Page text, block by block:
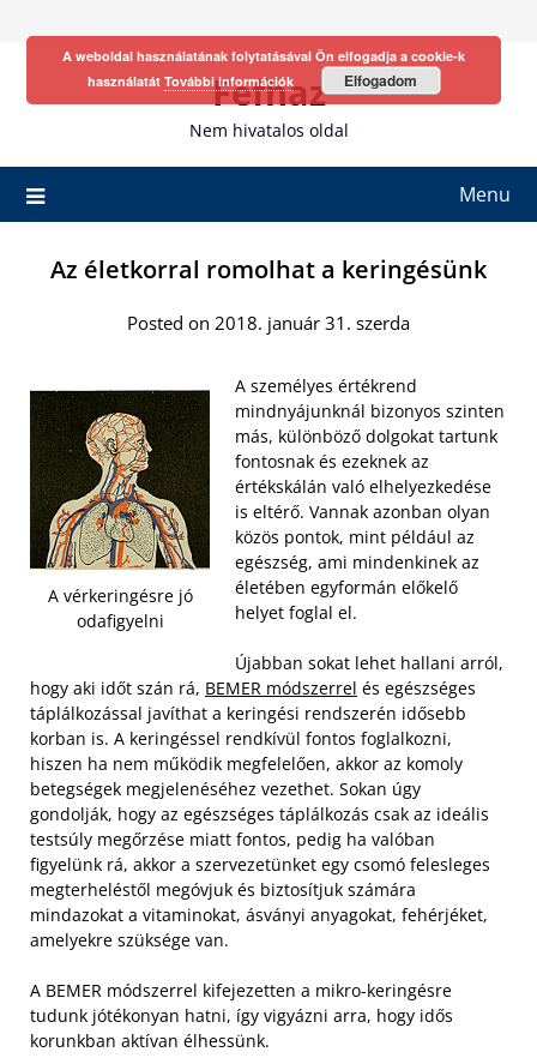
Fefhaz
Nem hivatalos oldal
Menu
Az életkorral romolhat a keringésünk
Posted on 2018. január 31. szerda
A vérkeringésre jó
odafigyelni
A személyes értékrend
mindnyájunknál bizonyos szinten
más, különböző dolgokat tartunk
fontosnak és ezeknek az
értékskálán való elhelyezkedése
is eltérő. Vannak azonban olyan
közös pontok, mint például az
egészség, ami mindenkinek az
életében egyformán előkelő
helyet foglal el.
Újabban sokat lehet hallani arról,
hogy aki időt szán rá, BEMER módszerrel és egészséges
táplálkozással javíthat a keringési rendszerén idősebb
korban is. A keringéssel rendkívül fontos foglalkozni,
hiszen ha nem működik megfelelően, akkor az komoly
betegségek megjelenéséhez vezethet. Sokan úgy
gondolják, hogy az egészséges táplálkozás csak az ideális
testsúly megőrzése miatt fontos, pedig ha valóban
figyelünk rá, akkor a szervezetünket egy csomó felesleges
megterheléstől megóvjuk és biztosítjuk számára
mindazokat a vitaminokat, ásványi anyagokat, fehérjéket,
amelyekre szüksége van.
A BEMER módszerrel kifejezetten a mikro-keringésre
tudunk jótékonyan hatni, így vigyázni arra, hogy idős
korunkban aktívan élhessünk.
A weboldal használatának folytatásával Ön elfogadja a cookie-k
használatát További információk Elfogadom